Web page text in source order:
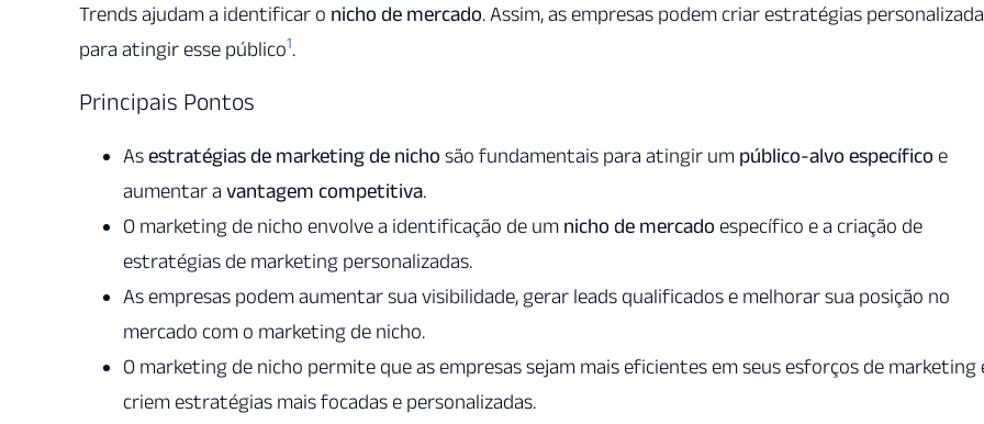
Trends ajudam a identificar o nicho de mercado. Assim, as empresas podem criar estratégias
para atingir esse público1.
Principais Pontos
Asestratégias de marketing de nicho são fundamentais para atingir um público-alvo específico e
aumentar a vantagem competitiva.
O marketing de nicho envolve a identificação de um nicho de mercado específico e a criação de
estratégias de marketing personalizadas.
As empresas podem aumentar sua visibilidade, gerar leads qualificados e melhorar sua posição no
mercado com o marketing de nicho.
O marketing de nicho permite que as empresas sejam mais eficientes em seus esforços de marketing
criem estratégias mais focadas e personalizadas.